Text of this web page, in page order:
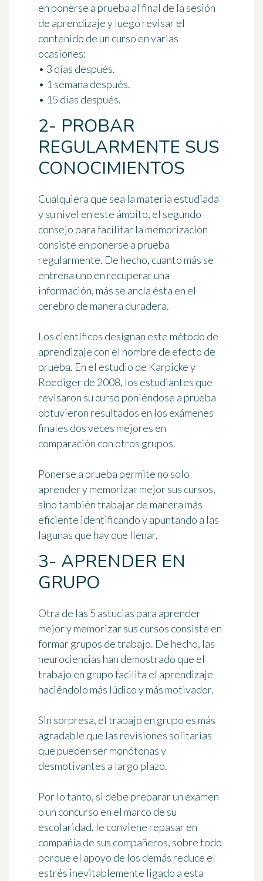
en ponerse a prueba al final de la sesión
de aprendizaje y luego revisar el
contenido de un curso en varias
ocasiones:
• 3 días después.
• 1 semana después.
• 15 días después.
2- PROBAR
REGULARMENTE SUS
CONOCIMIENTOS
Cualquiera que sea la materia estudiada
y su nivel en este ámbito, el segundo
consejo para facilitar la memorización
consiste en ponerse a prueba
regularmente. De hecho, cuanto más se
entrena uno en recuperar una
información, más se ancla ésta en el
cerebro de manera duradera.
Los científicos designan este método de
aprendizaje con el nombre de efecto de
prueba. En el estudio de Karpicke y
Roediger de 2008, los estudiantes que
revisaron su curso poniéndose a prueba
obtuvieron resultados en los exámenes
finales dos veces mejores en
comparación con otros grupos.
Ponerse a prueba permite no solo
aprender y memorizar mejor sus cursos,
sino también trabajar de manera más
eficiente identificando yapuntando a las
lagunas que hay que llenar.
3- APRENDER EN
GRUPO
Otra de las 5 astucias para aprender
mejor y memorizar sus cursos consiste en
formar grupos de trabajo. De hecho, las
neurociencias han demostrado que el
trabajo en grupo facilita el aprendizaje
haciéndolo más lúdico y más motivador.
Sin sorpresa, el trabajo en grupo es más
agradable que las revisiones solitarias
que pueden ser monótonas y
desmotivantes a largo plazo.
Por lo tanto, si debe preparar un examen
o un concurso en el marco de su
escolaridad, le conviene repasar en
compañía de sus compañeros, sobre todo
porque el apoyo de los demás reduce el
estrés inevitablemente ligado a esta